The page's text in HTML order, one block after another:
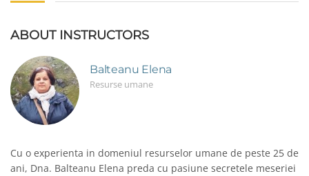
ABOUT INSTRUCTORS
Balteanu Elena
Resurse umane
Cu o experienta in domeniul resurselor umane de peste 25 de
ani, Dna. Balteanu Elena preda cu pasiune secretele meseriei